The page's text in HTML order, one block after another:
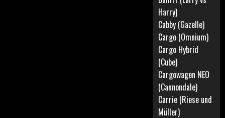
Harry)
Cabby (Gazelle)
Cargo (Omnium)
Cargo Hybrid
(Cube)
Cargowagen NEO
(Cannondale)
Carrie (Riese und
Müller)